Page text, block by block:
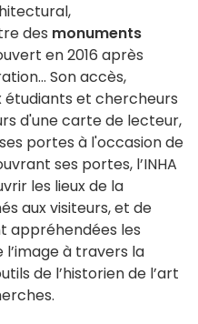
des monuments
en 2016 après
Son accès,
et chercheurs
d'une carte de lecteur,
portes à l'occasion de
ses portes, l’INHA
les lieux de la
aux visiteurs, et de
appréhendées les
à travers la
de l’historien de l’art